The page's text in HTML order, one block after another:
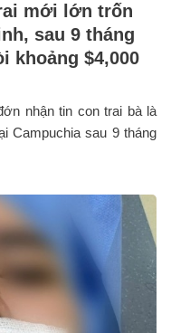
mới lớn trốn
sau 9 tháng
khoảng $4,000
nhận tin con trai bà là
Campuchia sau 9 tháng